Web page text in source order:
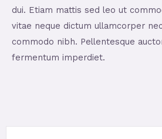
dui. Etiam mattis sed leo ut
vitae neque dictum ullamcorper
commodo nibh. Pellentesque
fermentum imperdiet.